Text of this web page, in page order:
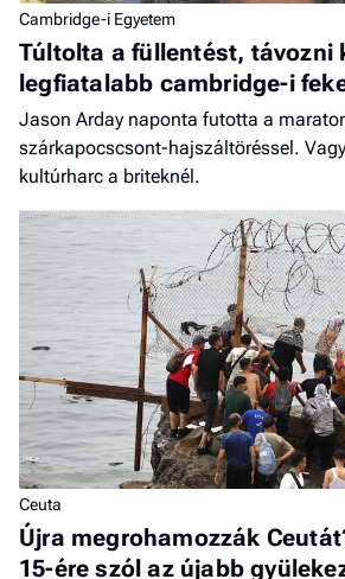
Cambridge-i Egyetem
Túltolta a füllentést, távozni
legfiatalabb cambridge-i
Jason Arday naponta futotta a
szárkapocscsont-hajszáltöréssel.
kultúrharc a briteknél.
Ceuta
Újra megrohamozzák
15-ére szól az újabb